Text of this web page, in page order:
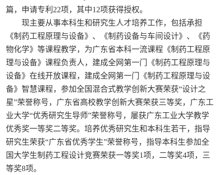
篇，申请专利22项，其中12项获得授权。
现主要从事本科生和研究生人才培养工作，包括承担
《制药工程原理与设备》、《制药设备与车间设计》、《药
物化学》等课程教学，为广东省本科一流课程《制药工程原
理与设备》课程负责人，建成全网第一门《制药工程原理与
设备》在线开放课程，建成全网第一门《制药工程原理与设
备》智慧课程，参加全国混合式教学创新大赛荣获“设计之
星”荣誉称号，广东省高校教学创新大赛荣获三等奖，广东工
业大学“优秀研究生导师”荣誉称号，屡获广东工业大学教学
优秀奖一等奖二等奖。培养优秀研究生和本科生若干，指导
研究生荣获“广东省优秀学生”荣誉称号，指导本科生参加全
国大学生制药工程设计竞赛荣获一等奖1项，二等奖4项，三
等奖8项。